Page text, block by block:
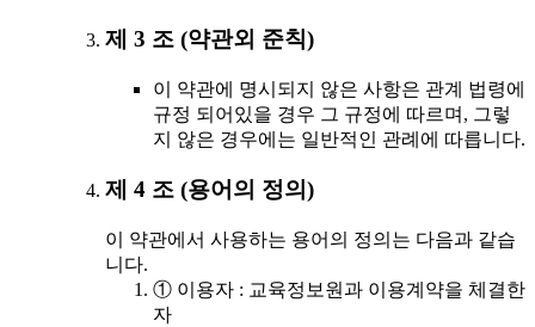
제 3 조 (약관외 준칙)
이 약관에 명시되지 않은 사항은 관계 법령에
규정 되어있을 경우 그 규정에 따르며, 그렇
지 않은 경우에는 일반적인 관례에 따릅니다.
제 4 조 (용어의 정의)
이 약관에서 사용하는 용어의 정의는 다음과 같습
니다.
① 이용자 : 교육정보원과 이용계약을 체결한
자